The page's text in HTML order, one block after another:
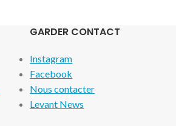
GARDER CONTACT
Instagram
Facebook
Nous contacter
Levant News